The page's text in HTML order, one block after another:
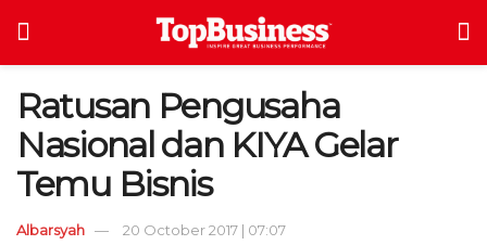
Ratusan Pengusaha
Nasional dan KIYA Gelar
Temu Bisnis
Albarsyah 20 October 2017 | 07:07